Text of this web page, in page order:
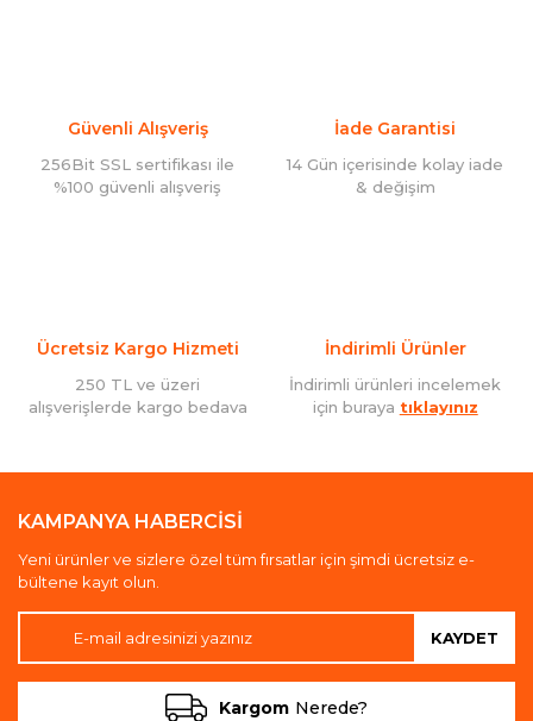
Güvenli Alışveriş
256Bit SSL sertifikası ile
%100 güvenli alışveriş
İade Garantisi
14 Gün içerisinde kolay iade
& değişim
Ücretsiz Kargo Hizmeti
250 TL ve üzeri
alışverişlerde kargo bedava
İndirimli Ürünler
İndirimli ürünleri incelemek
için buraya tıklayınız
KAMPANYA HABERCİSİ
Yeni ürünler ve sizlere özel tüm fırsatlar için şimdi ücretsiz e-
bültene kayıt olun.
KAYDET
Kargom Nerede?